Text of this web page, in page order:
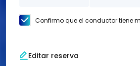
Confirmo que el conductor tiene
Editar reserva